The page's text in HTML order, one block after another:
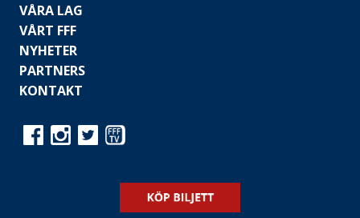
VÅRA LAG
VÅRT FFF
NYHETER
PARTNERS
KONTAKT